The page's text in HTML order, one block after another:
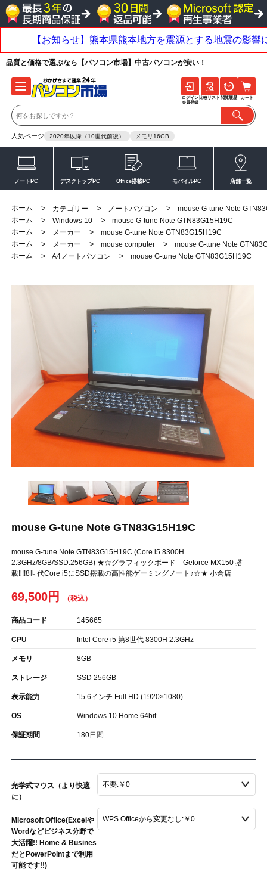
品質と価格で選ぶなら【パソコン市場】中古パソコンが安い！
人気ページ 2020年以降（10世代前後） メモリ16GB
ログイン
会員登録
比較リスト 閲覧履歴 カート
ノートPC デスクトップPC Office搭載PC モバイルPC 店舗一覧
ホーム > カテゴリー > ノートパソコン >
mouse G-tune Note
ホーム
> Windows 10 >
mouse G-tune Note GTN83G15H19C
ホーム
> メーカー >
mouse G-tune Note GTN83G15H19C
ホーム
> メーカー > mouse computer >
mouse G-tune Note
ホーム
> A4ノートパソコン > mouse G-tune Note GTN83G15H19C
mouse G-tune Note GTN83G15H19C
mouse G-tune Note GTN83G15H19C (Core i5 8300H
2.3GHz/8GB/SSD:256GB) ★☆グラフィックボード Geforce MX150 搭
載‼!!8世代Core i5にSSD搭載の高性能ゲーミングノート♪☆★ 小倉店
69,500円
商品コード 145665
CPU Intel Core i5 第8世代 8300H 2.3GHz
メモリ 8GB
ストレージ SSD 256GB
表示能力 15.6インチ Full HD (1920×1080)
OS Windows 10 Home 64bit
保証期間 180日間
光学式マウス（より快適
に）
Microsoft Office(Excelや
Wordなどビジネス分野で
大活躍!! Home & Busines
だとPowerPointまで利用
可能です!!)